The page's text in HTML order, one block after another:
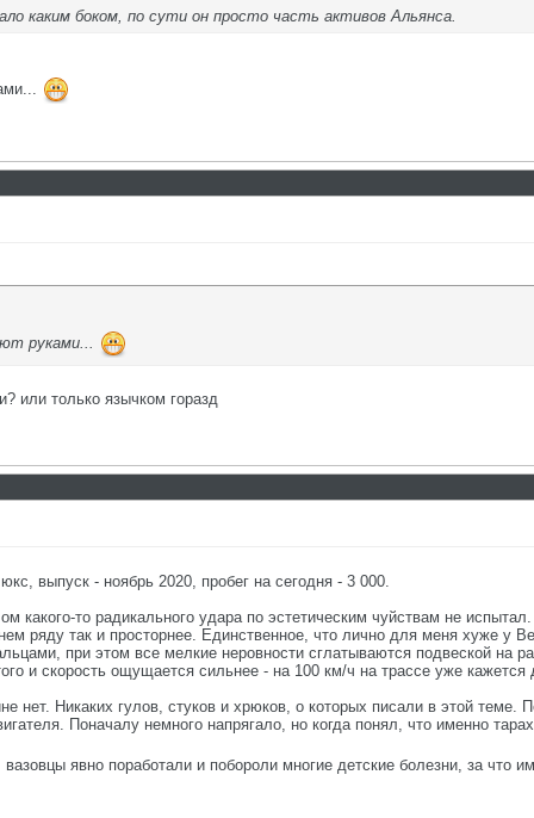
каким боком, по сути он просто часть активов Альянса.
руками...
или только язычком горазд
выпуск - ноябрь 2020, пробег на сегодня - 3 000.
какого-то радикального удара по эстетическим чуйствам не
ряду так и просторнее. Единственное, что лично для меня хуже у
при этом все мелкие неровности сглатываются подвеской на
и скорость ощущается сильнее - на 100 км/ч на трассе уже
нет. Никаких гулов, стуков и хрюков, о которых писали в этой теме.
Поначалу немного напрягало, но когда понял, что именно
явно поработали и побороли многие детские болезни, за что